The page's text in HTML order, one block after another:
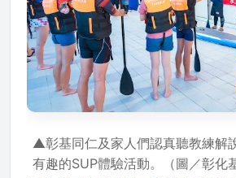
▲彰基同仁及家人們認真聽教練解
有趣的SUP體驗活動。（圖／彰化